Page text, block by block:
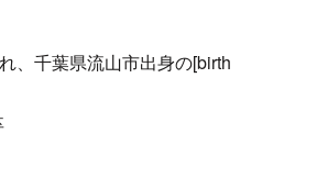
、千葉県流山市出身の[birth